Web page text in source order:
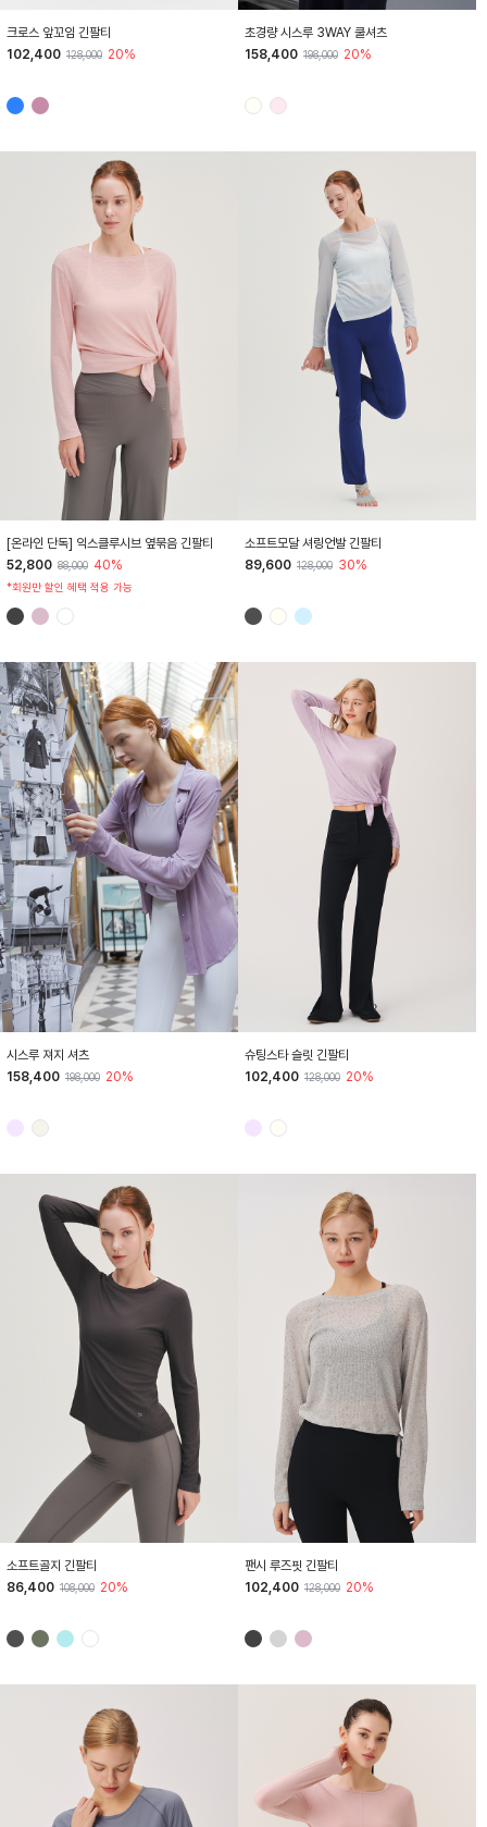
크로스 앞꼬임 긴팔티
102,400 128,000 20%
초경량 시스루 3WAY 쿨셔츠
158,400 198,000 20%
[온라인 단독] 익스클루시브 옆묶음 긴팔티
52,800 88,000 40%
*회원만 할인 혜택 적용 가능
소프트모달 셔링언발 긴팔티
89,600 128,000 30%
시스루 져지 셔츠
158,400 198,000 20%
슈팅스타 슬릿 긴팔티
102,400 128,000 20%
소프트골지 긴팔티
86,400 108,000 20%
팬시 루즈핏 긴팔티
102,400 128,000 20%